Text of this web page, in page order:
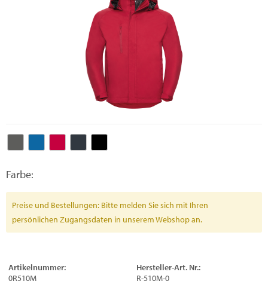
Farbe:
Preise und Bestellungen: Bitte melden Sie sich mit Ihren
persönlichen Zugangsdaten in unserem Webshop an.
Artikelnummer:
0R510M
Hersteller-Art. Nr.:
R-510M-0